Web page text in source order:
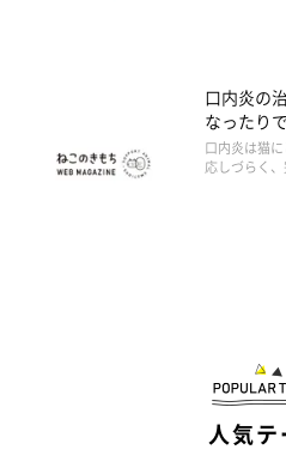
口内炎の
なったり
ん。何か
口内炎は猫
応しづらく
人気テ